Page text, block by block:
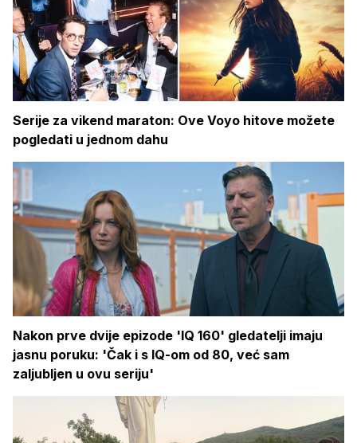
Serije za vikend maraton: Ove Voyo hitove možete
pogledati u jednom dahu
Nakon prve dvije epizode 'IQ 160' gledatelji imaju
jasnu poruku: 'Čak i s IQ-om od 80, već sam
zaljubljen u ovu seriju'